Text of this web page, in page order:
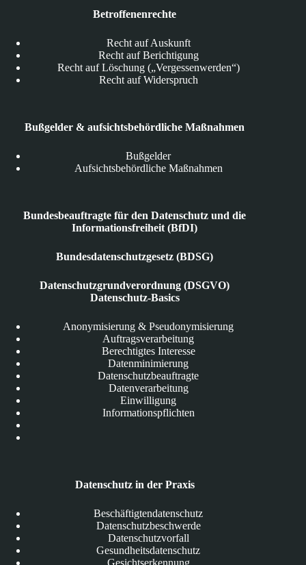
Betroffenenrechte
Recht auf Auskunft
Recht auf Berichtigung
Recht auf Löschung („Vergessenwerden“)
Recht auf Widerspruch
Bußgelder & aufsichtsbehördliche Maßnahmen
Bußgelder
Aufsichtsbehördliche Maßnahmen
Bundesbeauftragte für den Datenschutz und die
Informationsfreiheit (BfDI)
Bundesdatenschutzgesetz (BDSG)
Datenschutzgrundverordnung (DSGVO)
Datenschutz-Basics
Anonymisierung & Pseudonymisierung
Auftragsverarbeitung
Berechtigtes Interesse
Datenminimierung
Datenschutzbeauftragte
Datenverarbeitung
Einwilligung
Informationspflichten
Datenschutz in der Praxis
Beschäftigtendatenschutz
Datenschutzbeschwerde
Datenschutzvorfall
Gesundheitsdatenschutz
Gesichtserkennung